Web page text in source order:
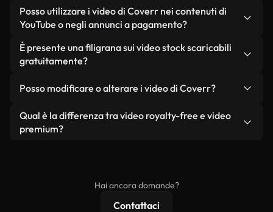
come LCP.
pochi secondi un video personalizzato in
conformità con i nostri standard di licenza.
Non è richiesto alcun riconoscimento dell'autore.
Tutti i video presenti nella nostra libreria sono
senza citare il creatore, sebbene sia sempre
gradito.
Posso utilizzare i video di Coverr nei contenuti di
YouTube o negli annunci a pagamento?
Sì. Tutti i filmati di Coverr possono essere utilizzati
in video monetizzati su YouTube, promozioni sui
condizione che non si rivendano o ridistribuiscano
È presente una filigrana sui video stock scaricabili
gratuitamente?
reali o generati dall'intelligenza artificiale, include
filigrane. Avrai a disposizione filmati puliti e pronti
all'uso.
Posso modificare o alterare i video di Coverr?
Sì. Siete liberi di tagliare, ritagliare o remixare i
nostri video. Assicuratevi solo che il prodotto
Qual è la differenza tra video royalty-free e video
premium?
Hai ancora domande?
Contattaci